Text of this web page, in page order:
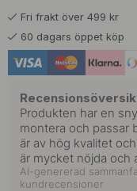
Rostfritt Stål
Fri frakt över 499 kr
60 dagars öppet köp
Produkten har en
montera och passar
är av hög kvalitet
är mycket nöjda och
AI-genererad
kundrecensioner